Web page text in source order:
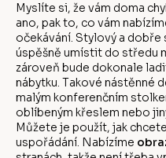
Myslíte si, že vám doma
ano, pak to, co vám
očekávání. Stylový a dobře
úspěšně umístit do středu
zároveň bude dokonale
nábytku. Takové nástěnné
malým konferenčním
oblíbeným křeslem nebo
Můžete je použít, jak
uspořádání. Nabízíme